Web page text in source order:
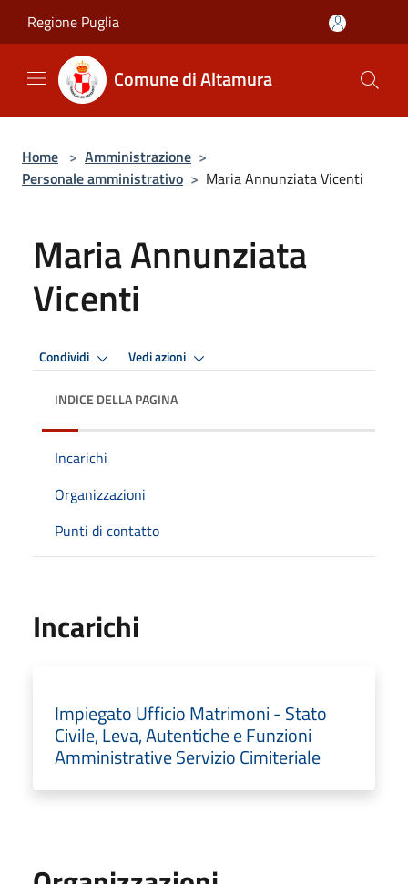
Regione Puglia
Comune di Altamura
Home > Amministrazione >
Personale amministrativo > Maria Annunziata Vicenti
Maria Annunziata
Vicenti
Condividi Vedi azioni
INDICE DELLA PAGINA
Incarichi
Organizzazioni
Punti di contatto
Incarichi
Impiegato Ufficio Matrimoni - Stato
Civile, Leva, Autentiche e Funzioni
Amministrative Servizio Cimiteriale